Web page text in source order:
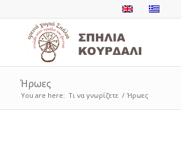
Ήρωες
You are here: Τι να γνωρίζετε / Ήρωες